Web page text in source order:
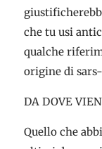
che tu usi
qualche
origine di
DA DOVE
Quello che